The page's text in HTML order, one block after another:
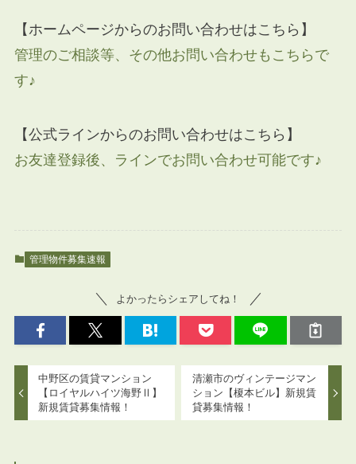
【ホームページからのお問い合わせはこちら】
管理のご相談等、その他お問い合わせもこちらで
す♪
【公式ラインからのお問い合わせはこちら】
お友達登録後、ラインでお問い合わせ可能です♪
管理物件募集速報
よかったらシェアしてね！
中野区の賃貸マンション
【ロイヤルハイツ海野Ⅱ】
新規賃貸募集情報！
清瀬市のヴィンテージマン
ション【榎本ビル】新規賃
貸募集情報！